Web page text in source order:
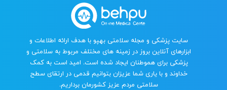
سایت پزشکی و مجله سلامتی بهپو با هدف ارائه اطلاعات و
ابزارهای آنلاین بروز در زمینه های مختلف مربوط به سلامتی و
پزشکی برای هموطنان ایجاد شده است. امید است به کمک
خداوند و با یاری شما عزیزان بتوانیم قدمی در ارتقای سطح
سلامتی مردم عزیز کشورمان برداریم.